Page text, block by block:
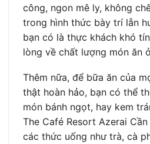
công, ngon mê ly, không
trong hình thức bày trí lẫn
bạn có là thực khách khó
lòng về chất lượng món ăn
Thêm nữa, để bữa ăn của
thật hoàn hảo, bạn có thể
món bánh ngọt, hay kem
The Café Resort Azerai
các thức uống như trà, cà